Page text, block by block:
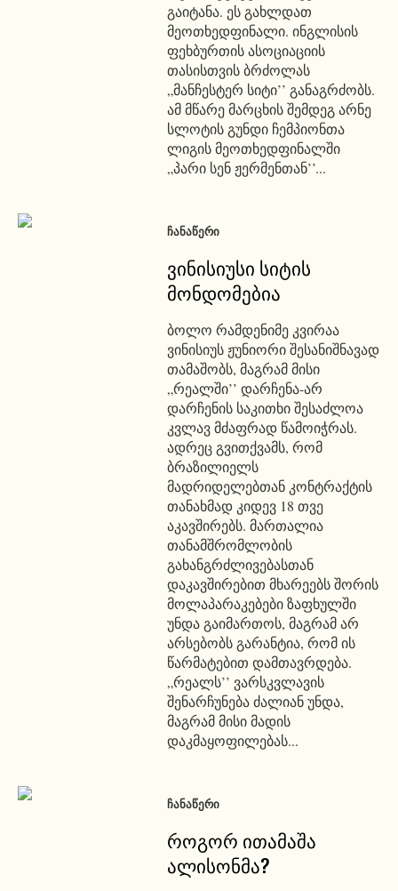
გაიტანა. ეს გახლდათ
მეოთხედფინალი. ინგლისის
ფეხბურთის ასოციაციის
თასისთვის ბრძოლას
„მანჩესტერ სიტი’’ განაგრძობს.
ამ მწარე მარცხის შემდეგ არნე
სლოტის გუნდი ჩემპიონთა
ლიგის მეოთხედფინალში
„პარი სენ ჟერმენთან’’...
ᲩᲐᲜᲐᲬᲔᲠᲘ
ვინისიუსი სიტის
მონდომებია
ბოლო რამდენიმე კვირაა
ვინისიუს ჟუნიორი შესანიშნავად
თამაშობს, მაგრამ მისი
„რეალში’’ დარჩენა-არ
დარჩენის საკითხი შესაძლოა
კვლავ მძაფრად წამოიჭრას.
ადრეც გვითქვამს, რომ
ბრაზილიელს
მადრიდელებთან კონტრაქტის
თანახმად კიდევ 18 თვე
აკავშირებს. მართალია
თანამშრომლობის
გახანგრძლივებასთან
დაკავშირებით მხარეებს შორის
მოლაპარაკებები ზაფხულში
უნდა გაიმართოს, მაგრამ არ
არსებობს გარანტია, რომ ის
წარმატებით დამთავრდება.
„რეალს’’ ვარსკვლავის
შენარჩუნება ძალიან უნდა,
მაგრამ მისი მადის
დაკმაყოფილებას...
ᲩᲐᲜᲐᲬᲔᲠᲘ
როგორ ითამაშა
ალისონმა?